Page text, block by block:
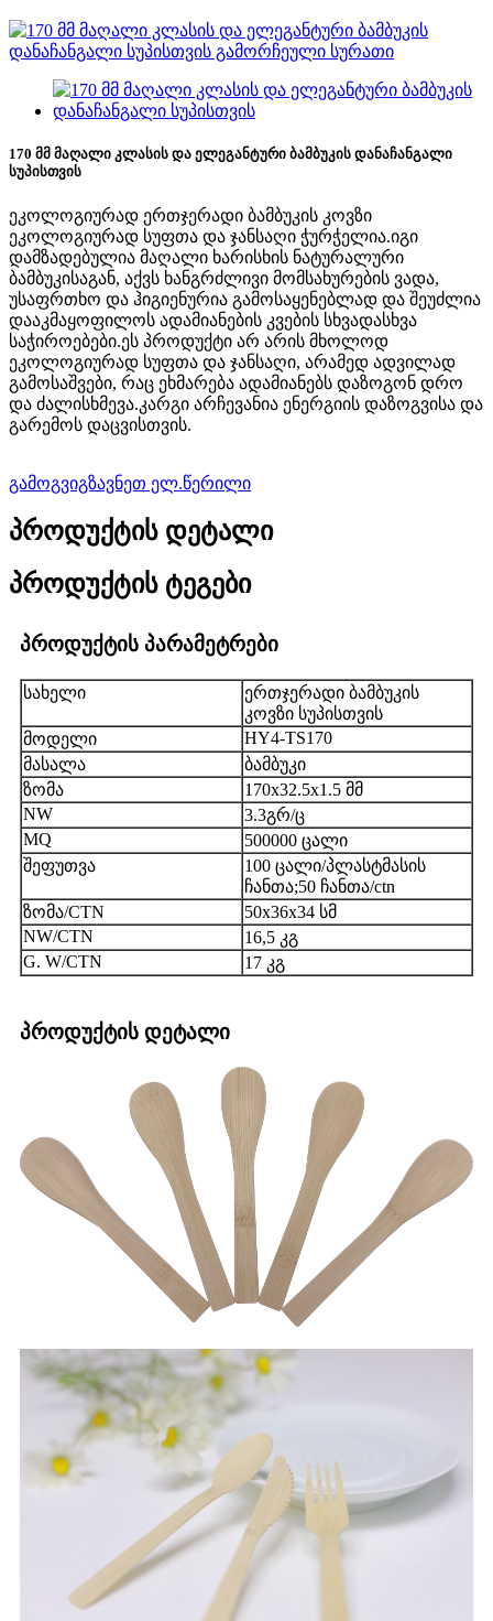
170 მმ მაღალი კლასის და ელეგანტური ბამბუკის დანაჩანგალი
სუპისთვის
ეკოლოგიურად ერთჯერადი ბამბუკის კოვზი
ეკოლოგიურად სუფთა და ჯანსაღი ჭურჭელია.იგი
დამზადებულია მაღალი ხარისხის ნატურალური
ბამბუკისაგან, აქვს ხანგრძლივი მომსახურების ვადა,
უსაფრთხო და ჰიგიენურია გამოსაყენებლად და შეუძლია
დააკმაყოფილოს ადამიანების კვების სხვადასხვა
საჭიროებები.ეს პროდუქტი არ არის მხოლოდ
ეკოლოგიურად სუფთა და ჯანსაღი, არამედ ადვილად
გამოსაშვები, რაც ეხმარება ადამიანებს დაზოგონ დრო
და ძალისხმევა.კარგი არჩევანია ენერგიის დაზოგვისა და
გარემოს დაცვისთვის.
გამოგვიგზავნეთ ელ.წერილი
პროდუქტის დეტალი
პროდუქტის ტეგები
პროდუქტის პარამეტრები
სახელი
ერთჯერადი ბამბუკის
კოვზი სუპისთვის
მოდელი
HY4-TS170
მასალა
ბამბუკი
ზომა
170x32.5x1.5 მმ
NW
3.3გრ/ც
MQ
500000 ცალი
შეფუთვა
100 ცალი/პლასტმასის
ჩანთა;50 ჩანთა/ctn
ზომა/CTN
50x36x34 სმ
NW/CTN
16,5 კგ
G. W/CTN
17 კგ
პროდუქტის დეტალი